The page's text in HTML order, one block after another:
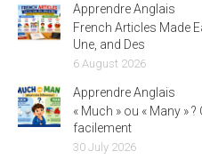
Apprendre Anglais
French Articles Made
Une, and Des
6 August 2026
Apprendre Anglais
« Much » ou « Many »
facilement
30 July 2026